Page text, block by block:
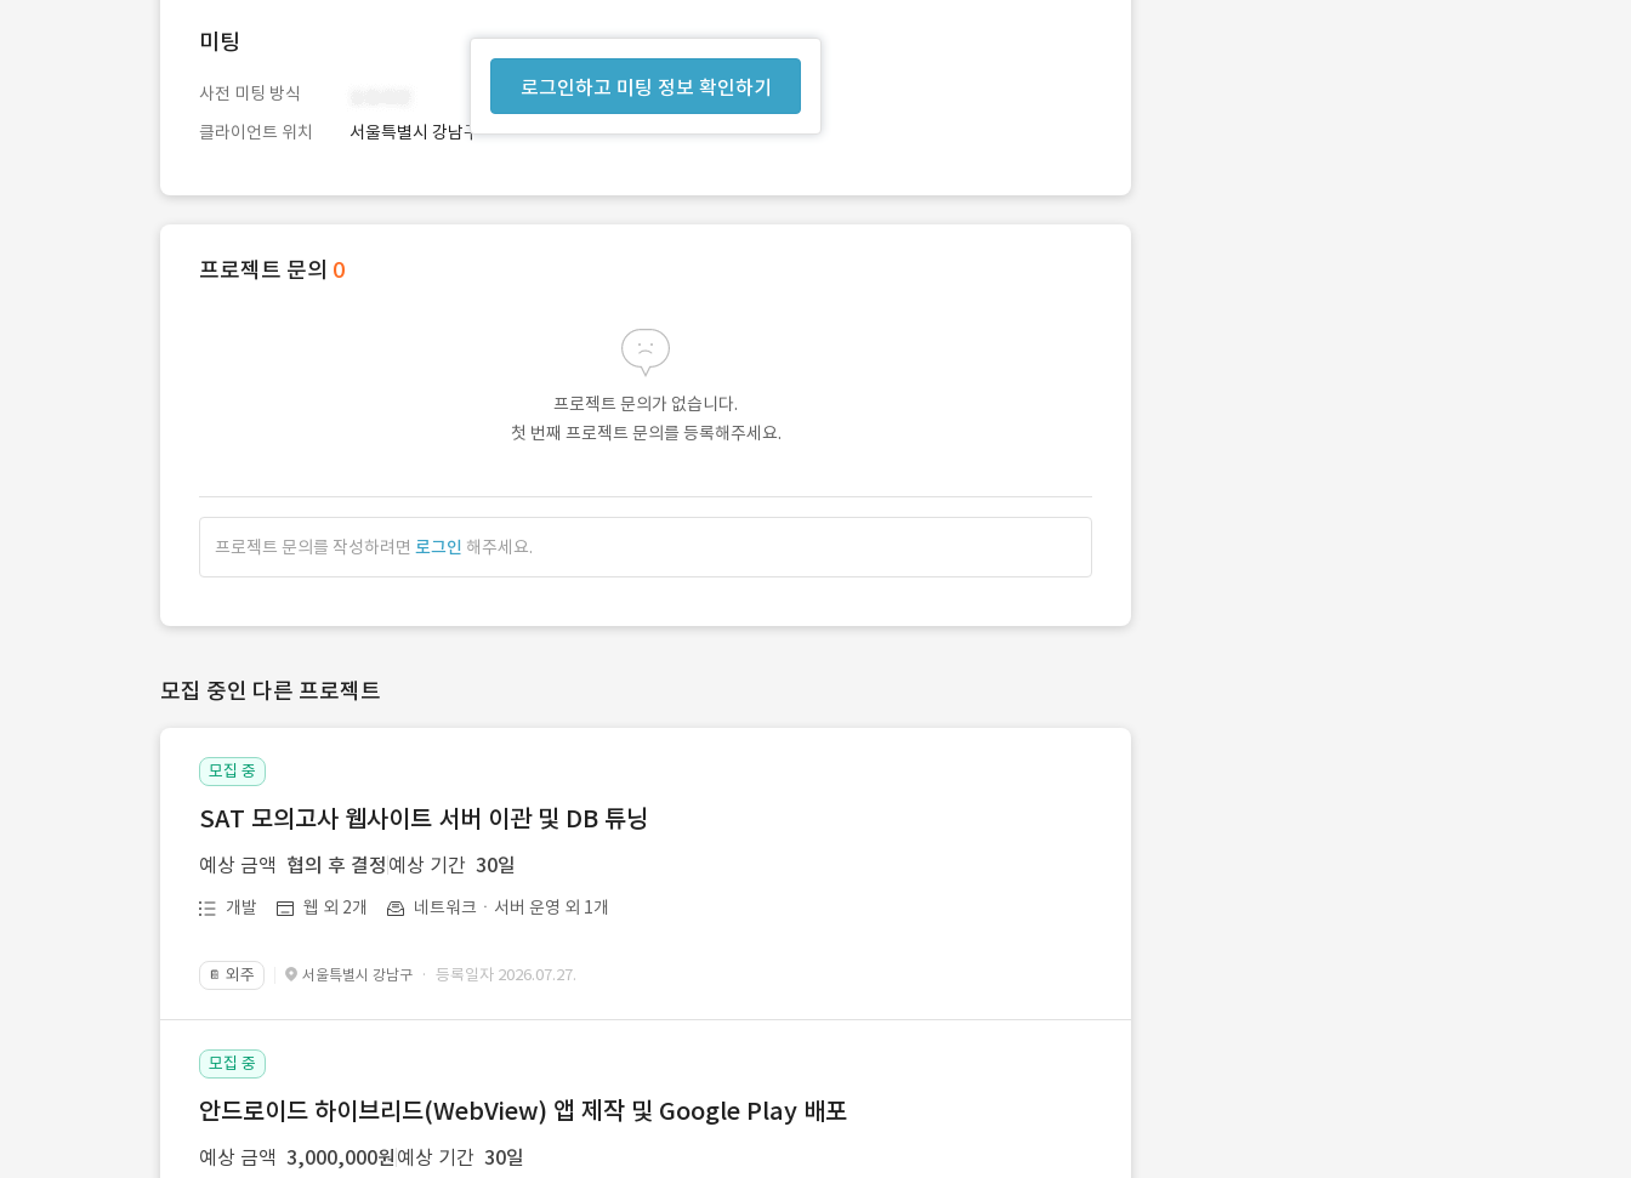
로그인하고 미팅 정보 확인하기
미팅
사전 미팅 방식
클라이언트 위치
서울특별시 강남구
프로젝트 문의 0
프로젝트 문의가 없습니다.
첫 번째 프로젝트 문의를 등록해주세요.
프로젝트 문의를 작성하려면 로그인 해주세요.
모집 중인 다른 프로젝트
모집 중
SAT 모의고사 웹사이트 서버 이관 및 DB 튜닝
예상 금액 협의 후 결정 예상 기간 30일
개발 웹 외 2개 네트워크ㆍ서버 운영 외 1개
📔 외주 서울특별시 강남구 · 등록일자 2026.07.27.
모집 중
안드로이드 하이브리드(WebView) 앱 제작 및 Google Play 배포
예상 금액 3,000,000원 예상 기간 30일